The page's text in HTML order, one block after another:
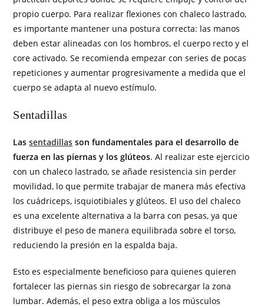
propio cuerpo. Para realizar flexiones con chaleco lastrado,
es importante mantener una postura correcta: las manos
deben estar alineadas con los hombros, el cuerpo recto y el
core activado. Se recomienda empezar con series de pocas
repeticiones y aumentar progresivamente a medida que el
cuerpo se adapta al nuevo estímulo.
Sentadillas
Lassentadillas son fundamentales para el desarrollo de
fuerza en las piernas y los glúteos. Al realizar este ejercicio
con un chaleco lastrado, se añade resistencia sin perder
movilidad, lo que permite trabajar de manera más efectiva
los cuádriceps, isquiotibiales y glúteos. El uso del chaleco
es una excelente alternativa a la barra con pesas, ya que
distribuye el peso de manera equilibrada sobre el torso,
reduciendo la presión en la espalda baja.
Esto es especialmente beneficioso para quienes quieren
fortalecer las piernas sin riesgo de sobrecargar la zona
lumbar. Además, el peso extra obliga a los músculos